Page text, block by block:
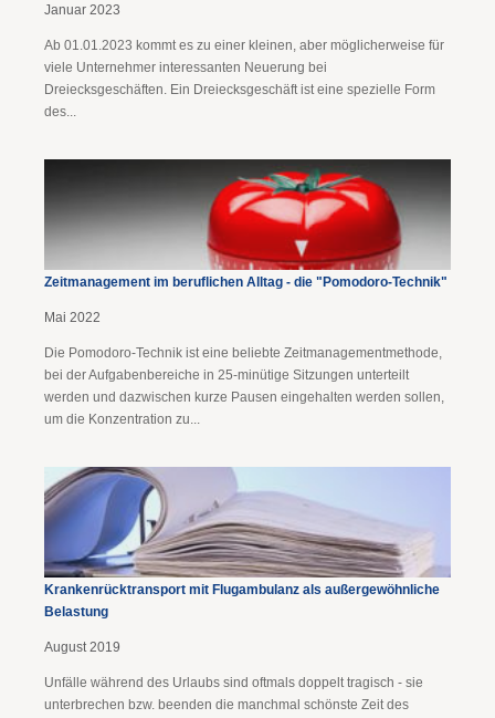
Januar 2023
Ab 01.01.2023 kommt es zu einer kleinen, aber möglicherweise für
viele Unternehmer interessanten Neuerung bei
Dreiecksgeschäften. Ein Dreiecksgeschäft ist eine spezielle Form
des...
Zeitmanagement im beruflichen Alltag - die "Pomodoro-Technik"
Mai 2022
Die Pomodoro-Technik ist eine beliebte Zeitmanagementmethode,
bei der Aufgabenbereiche in 25-minütige Sitzungen unterteilt
werden und dazwischen kurze Pausen eingehalten werden sollen,
um die Konzentration zu...
Krankenrücktransport mit Flugambulanz als außergewöhnliche
Belastung
August 2019
Unfälle während des Urlaubs sind oftmals doppelt tragisch - sie
unterbrechen bzw. beenden die manchmal schönste Zeit des